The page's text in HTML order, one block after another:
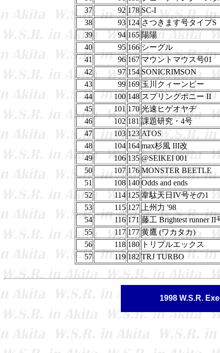
37
92 178 SC-I
38
93 124 さつきます号タイプS
39
94 165 陽陽
40
95 166 シーグル
41
96 167 マウントマウス号01
42
97 154 SONICRIMSON
43
99 169 玉川クィーンビー
44
100 148 スプリングポニー II
45
101 170 光速ヒゲオヤヂ
46
102 181 課題研究・4号
47
103 123 ATOS
48
104 164 max杉風 III改
49
106 135 @SEIKEI 001
50
107 176 MONSTER BEETLE
51
108 140 Odds and ends
52
114 125 韋駄天日IV号その1
53
115 127
上州力 '98
54
116 171 藤工 Brightest runner II
55
117 177 黄鷹 (ワカタカ)
56
118 180
トリプルエックス
57
119 182 TRJ TURBO
1998 W.S.R.